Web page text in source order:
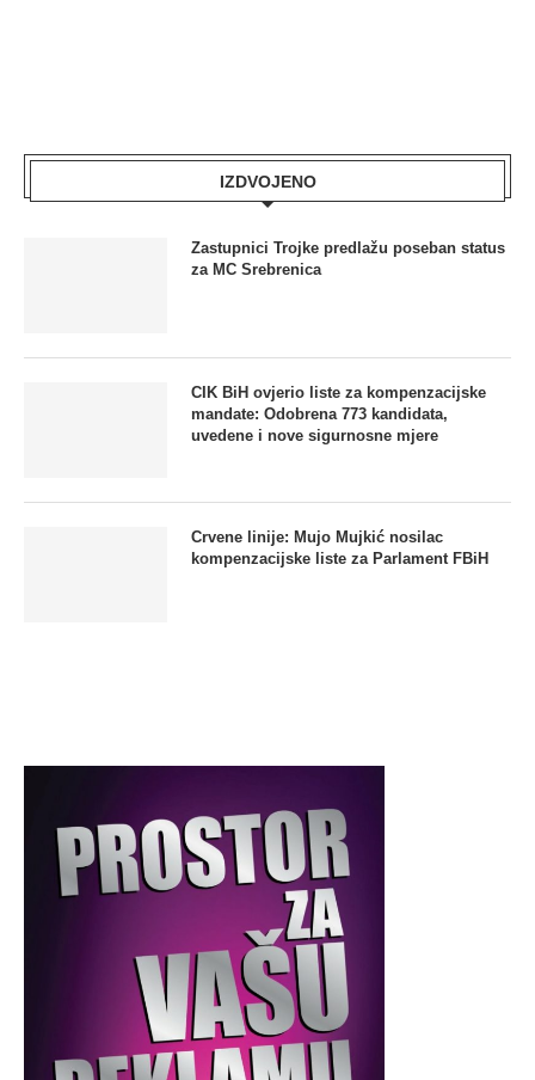
IZDVOJENO
Zastupnici Trojke predlažu poseban status
za MC Srebrenica
CIK BiH ovjerio liste za kompenzacijske
mandate: Odobrena 773 kandidata,
uvedene i nove sigurnosne mjere
Crvene linije: Mujo Mujkić nosilac
kompenzacijske liste za Parlament FBiH